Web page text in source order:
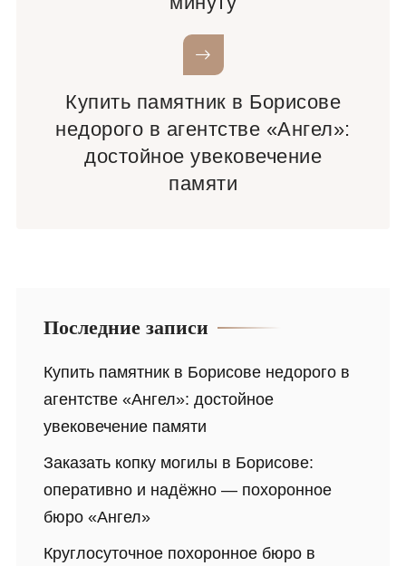
Купить памятник в Борисове
недорого в агентстве «Ангел»:
достойное увековечение
памяти
Последние записи
Купить памятник в Борисове недорого в
агентстве «Ангел»: достойное
увековечение памяти
Заказать копку могилы в Борисове:
оперативно и надёжно — похоронное
бюро «Ангел»
Круглосуточное похоронное бюро в